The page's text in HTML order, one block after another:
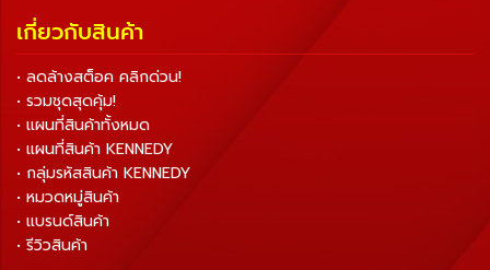
เกี่ยวกับสินค้า
• ลดล้างสต็อค คลิกด่วน!
• รวมชุดสุดคุ้ม!
• แผนที่สินค้าทั้งหมด
• แผนที่สินค้า KENNEDY
• กลุ่มรหัสสินค้า KENNEDY
• หมวดหมู่สินค้า
• แบรนด์สินค้า
• รีวิวสินค้า